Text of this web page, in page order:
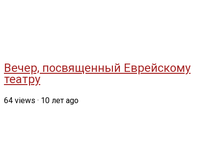
Вечер, посвященный Еврейскому
театру
64 views · 10 лет ago